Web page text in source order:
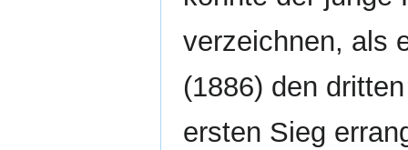
verzeichnen, als
(1886) den
ersten Sieg